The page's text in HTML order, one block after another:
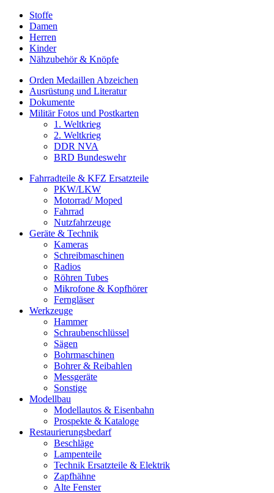
Stoffe
Damen
Herren
Kinder
Nähzubehör & Knöpfe
Orden Medaillen Abzeichen
Ausrüstung und Literatur
Dokumente
Militär Fotos und Postkarten
1. Weltkrieg
2. Weltkrieg
DDR NVA
BRD Bundeswehr
Fahrradteile & KFZ Ersatzteile
PKW/LKW
Motorrad/ Moped
Fahrrad
Nutzfahrzeuge
Geräte & Technik
Kameras
Schreibmaschinen
Radios
Röhren Tubes
Mikrofone & Kopfhörer
Ferngläser
Werkzeuge
Hammer
Schraubenschlüssel
Sägen
Bohrmaschinen
Bohrer & Reibahlen
Messgeräte
Sonstige
Modellbau
Modellautos & Eisenbahn
Prospekte & Kataloge
Restaurierungsbedarf
Beschläge
Lampenteile
Technik Ersatzteile & Elektrik
Zapfhähne
Alte Fenster